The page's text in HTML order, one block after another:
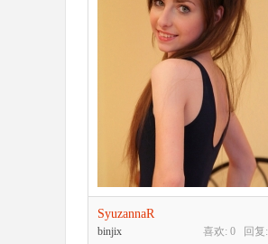
SyuzannaR
喜欢: 0 回复:
binjix